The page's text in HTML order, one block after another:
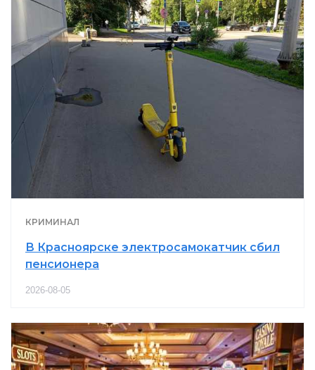
КРИМИНАЛ
В Красноярске электросамокатчик сбил
пенсионера
2026-08-05